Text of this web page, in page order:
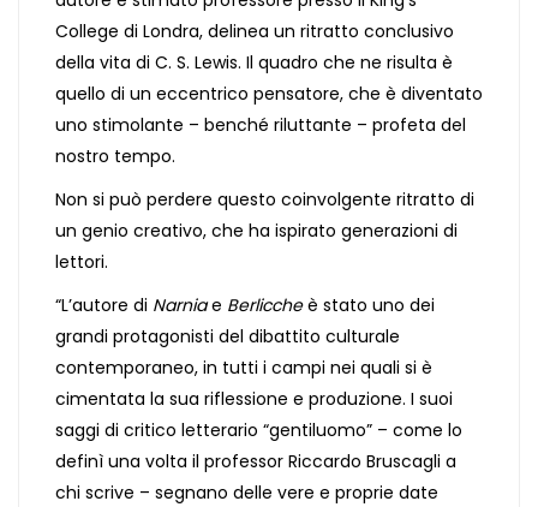
College di Londra, delinea un ritratto conclusivo
della vita di C. S. Lewis. Il quadro che ne risulta è
quello di un eccentrico pensatore, che è diventato
uno stimolante – benché riluttante – profeta del
nostro tempo.
Non si può perdere questo coinvolgente ritratto di
un genio creativo, che ha ispirato generazioni di
lettori.
“L’autore di Narniae Berliccheè stato uno dei
grandi protagonisti del dibattito culturale
contemporaneo, in tutti i campi nei quali si è
cimentata la sua riflessione e produzione. I suoi
saggi di critico letterario “gentiluomo” – come lo
definì una volta il professor Riccardo Bruscagli a
chi scrive – segnano delle vere e proprie date